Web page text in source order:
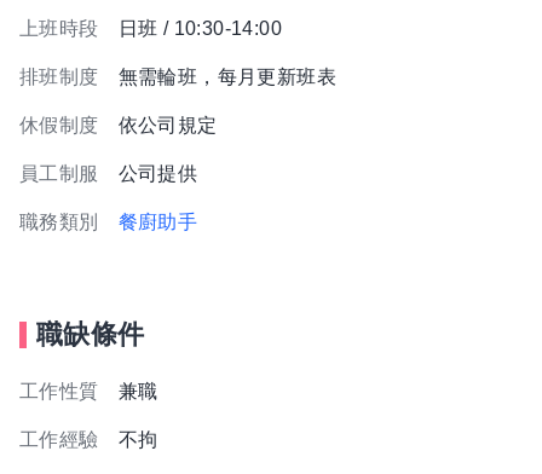
上班時段 日班 / 10:30-14:00
排班制度 無需輪班，每月更新班表
休假制度 依公司規定
員工制服 公司提供
職務類別 餐廚助手
職缺條件
工作性質 兼職
工作經驗 不拘